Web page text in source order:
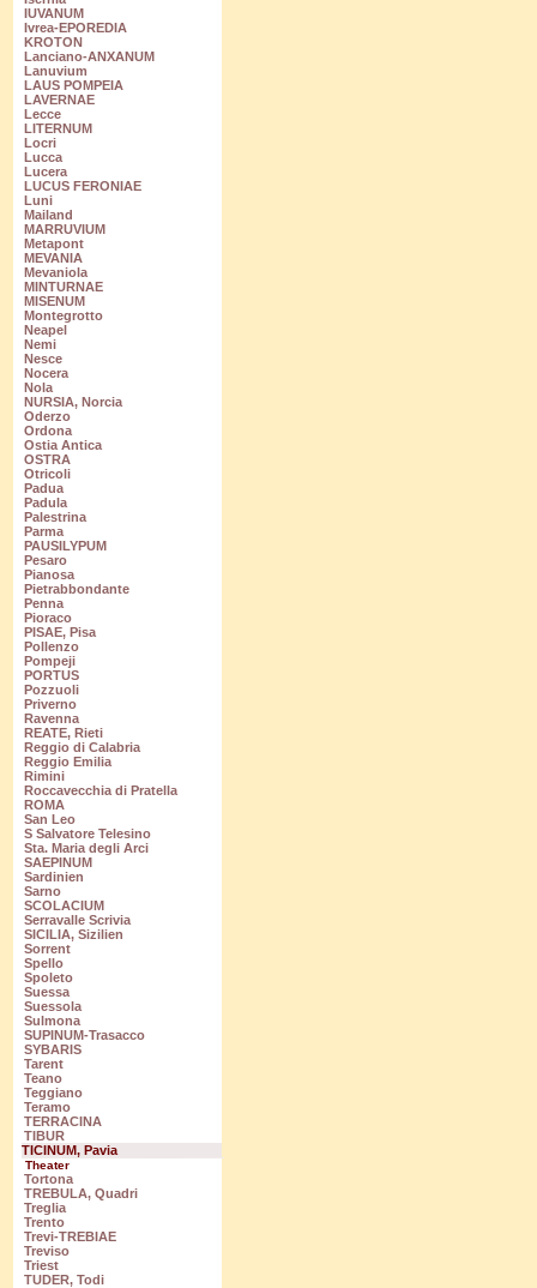
IUVANUM
Ivrea-EPOREDIA
KROTON
Lanciano-ANXANUM
Lanuvium
LAUS POMPEIA
LAVERNAE
Lecce
LITERNUM
Locri
Lucca
Lucera
LUCUS FERONIAE
Luni
Mailand
MARRUVIUM
Metapont
MEVANIA
Mevaniola
MINTURNAE
MISENUM
Montegrotto
Neapel
Nemi
Nesce
Nocera
Nola
NURSIA, Norcia
Oderzo
Ordona
Ostia Antica
OSTRA
Otricoli
Padua
Padula
Palestrina
Parma
PAUSILYPUM
Pesaro
Pianosa
Pietrabbondante
Penna
Pioraco
PISAE, Pisa
Pollenzo
Pompeji
PORTUS
Pozzuoli
Priverno
Ravenna
REATE, Rieti
Reggio di Calabria
Reggio Emilia
Rimini
Roccavecchia di Pratella
ROMA
San Leo
S Salvatore Telesino
Sta. Maria degli Arci
SAEPINUM
Sardinien
Sarno
SCOLACIUM
Serravalle Scrivia
SICILIA, Sizilien
Sorrent
Spello
Spoleto
Suessa
Suessola
Sulmona
SUPINUM-Trasacco
SYBARIS
Tarent
Teano
Teggiano
Teramo
TERRACINA
TIBUR
TICINUM, Pavia
Theater
Tortona
TREBULA, Quadri
Treglia
Trento
Trevi-TREBIAE
Treviso
Triest
TUDER, Todi